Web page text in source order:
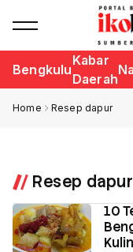
Bengkulu
Kabar
Daerah
Home Resep dapur
Resep dapur
10